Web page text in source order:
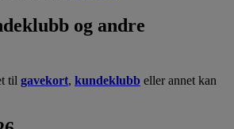
og andre
til gavekort, kundeklubb eller annet kan